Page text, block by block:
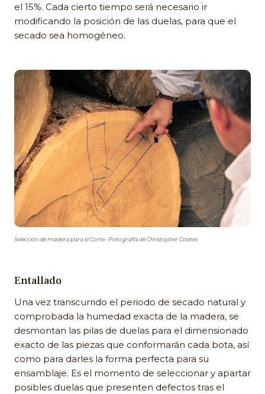
el 15%. Cada cierto tiempo será necesario ir
modificando la posición de las duelas, para que el
secado sea homogéneo.
Selección de madera para el Corte - Fotografía de Christopher Coates
Entallado
Una vez transcurrido el periodo de secado natural y
comprobada la humedad exacta de la madera, se
desmontan las pilas de duelas para el dimensionado
exacto de las piezas que conformarán cada bota, así
como para darles la forma perfecta para su
ensamblaje. Es el momento de seleccionar y apartar
posibles duelas que presenten defectos tras el